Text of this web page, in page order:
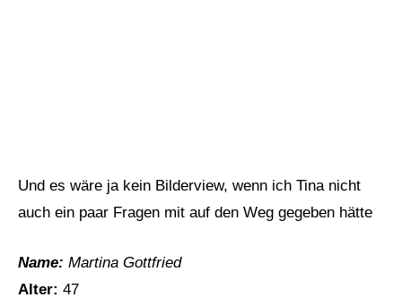
Und es wäre ja kein Bilderview, wenn ich Tina nicht
auch ein paar Fragen mit auf den Weg gegeben hätte
Name: Martina Gottfried
Alter: 47